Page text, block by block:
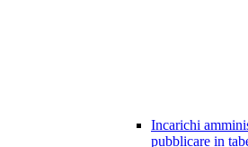
Incarichi
pubblicare in